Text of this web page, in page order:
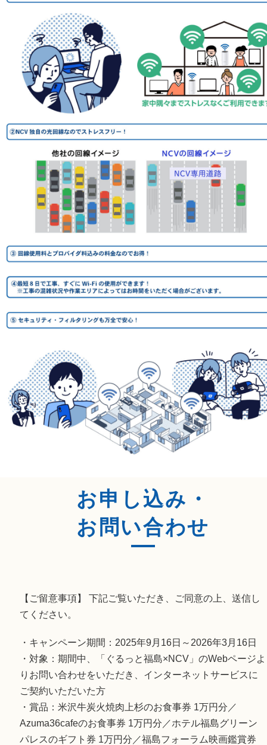
0138-34-2525
営業時間 9:00～18:00
025-210-1200
営業時間 9:00～18:00
お申し込み・
お問い合わせ
【ご留意事項】 下記ご覧いただき、ご同意の上、送信し
てください。
・キャンペーン期間：2025年9月16日～2026年3月16日
・対象：期間中、「ぐるっと福島×NCV」のWebページよ
りお問い合わせをいただき、インターネットサービスに
ご契約いただいた方
・賞品：米沢牛炭火焼肉上杉のお食事券 1万円分／
Azuma36cafeのお食事券 1万円分／ホテル福島グリーン
パレスのギフト券 1万円分／福島フォーラム映画鑑賞券